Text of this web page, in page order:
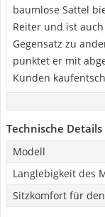
baumlose Sattel
Reiter und ist
Gegensatz zu
punktet er mit
Kunden
Technische Details
Modell
Langlebigkeit des
Sitzkomfort für